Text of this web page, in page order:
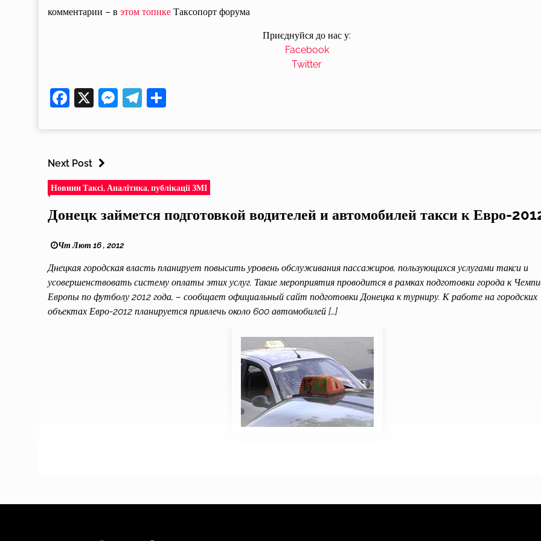
комментарии – в этом топикеТаксопорт форума
Facebook
X Messenger
Telegram
Поділитися
Приєднуйся до нас у:
Facebook
Twitter
Next Post
Новини Таксі, Аналітика, публікації ЗМІ
Донецк займется подготовкой водителей и автомобилей такси к Евро-
Чт Лют 16 , 2012
Днецкая городская власть планирует повысить уровень обслуживания пассажиров, пользующихся услугами такси и
усовершенствовать систему оплаты этих услуг. Такие мероприятия проводится в рамках подготовки города к
Европы по футболу 2012 года, – сообщает официальный сайт подготовки Донецка к турниру. К работе на городских
объектах Евро-2012 планируется привлечь около 600 автомобилей […]